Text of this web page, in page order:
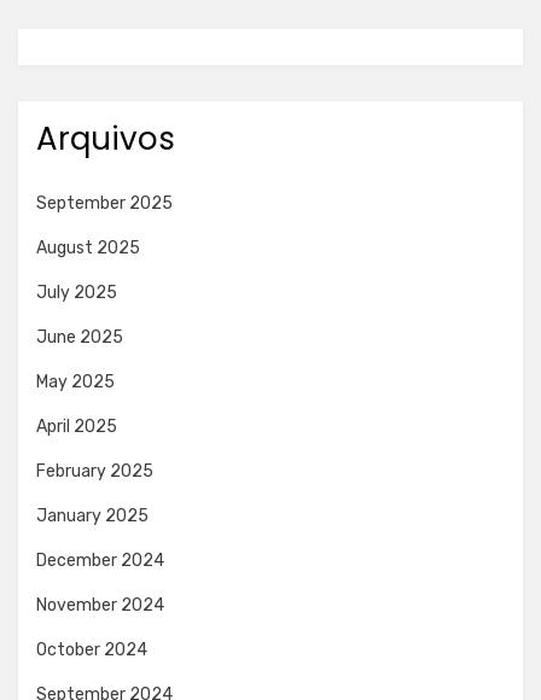
Arquivos
September 2025
August 2025
July 2025
June 2025
May 2025
April 2025
February 2025
January 2025
December 2024
November 2024
October 2024
September 2024